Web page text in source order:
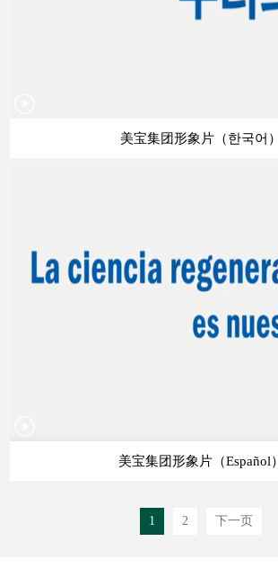
美宝集团形象片（한국어）
美宝集团形象片（Español）
1 2 下一页